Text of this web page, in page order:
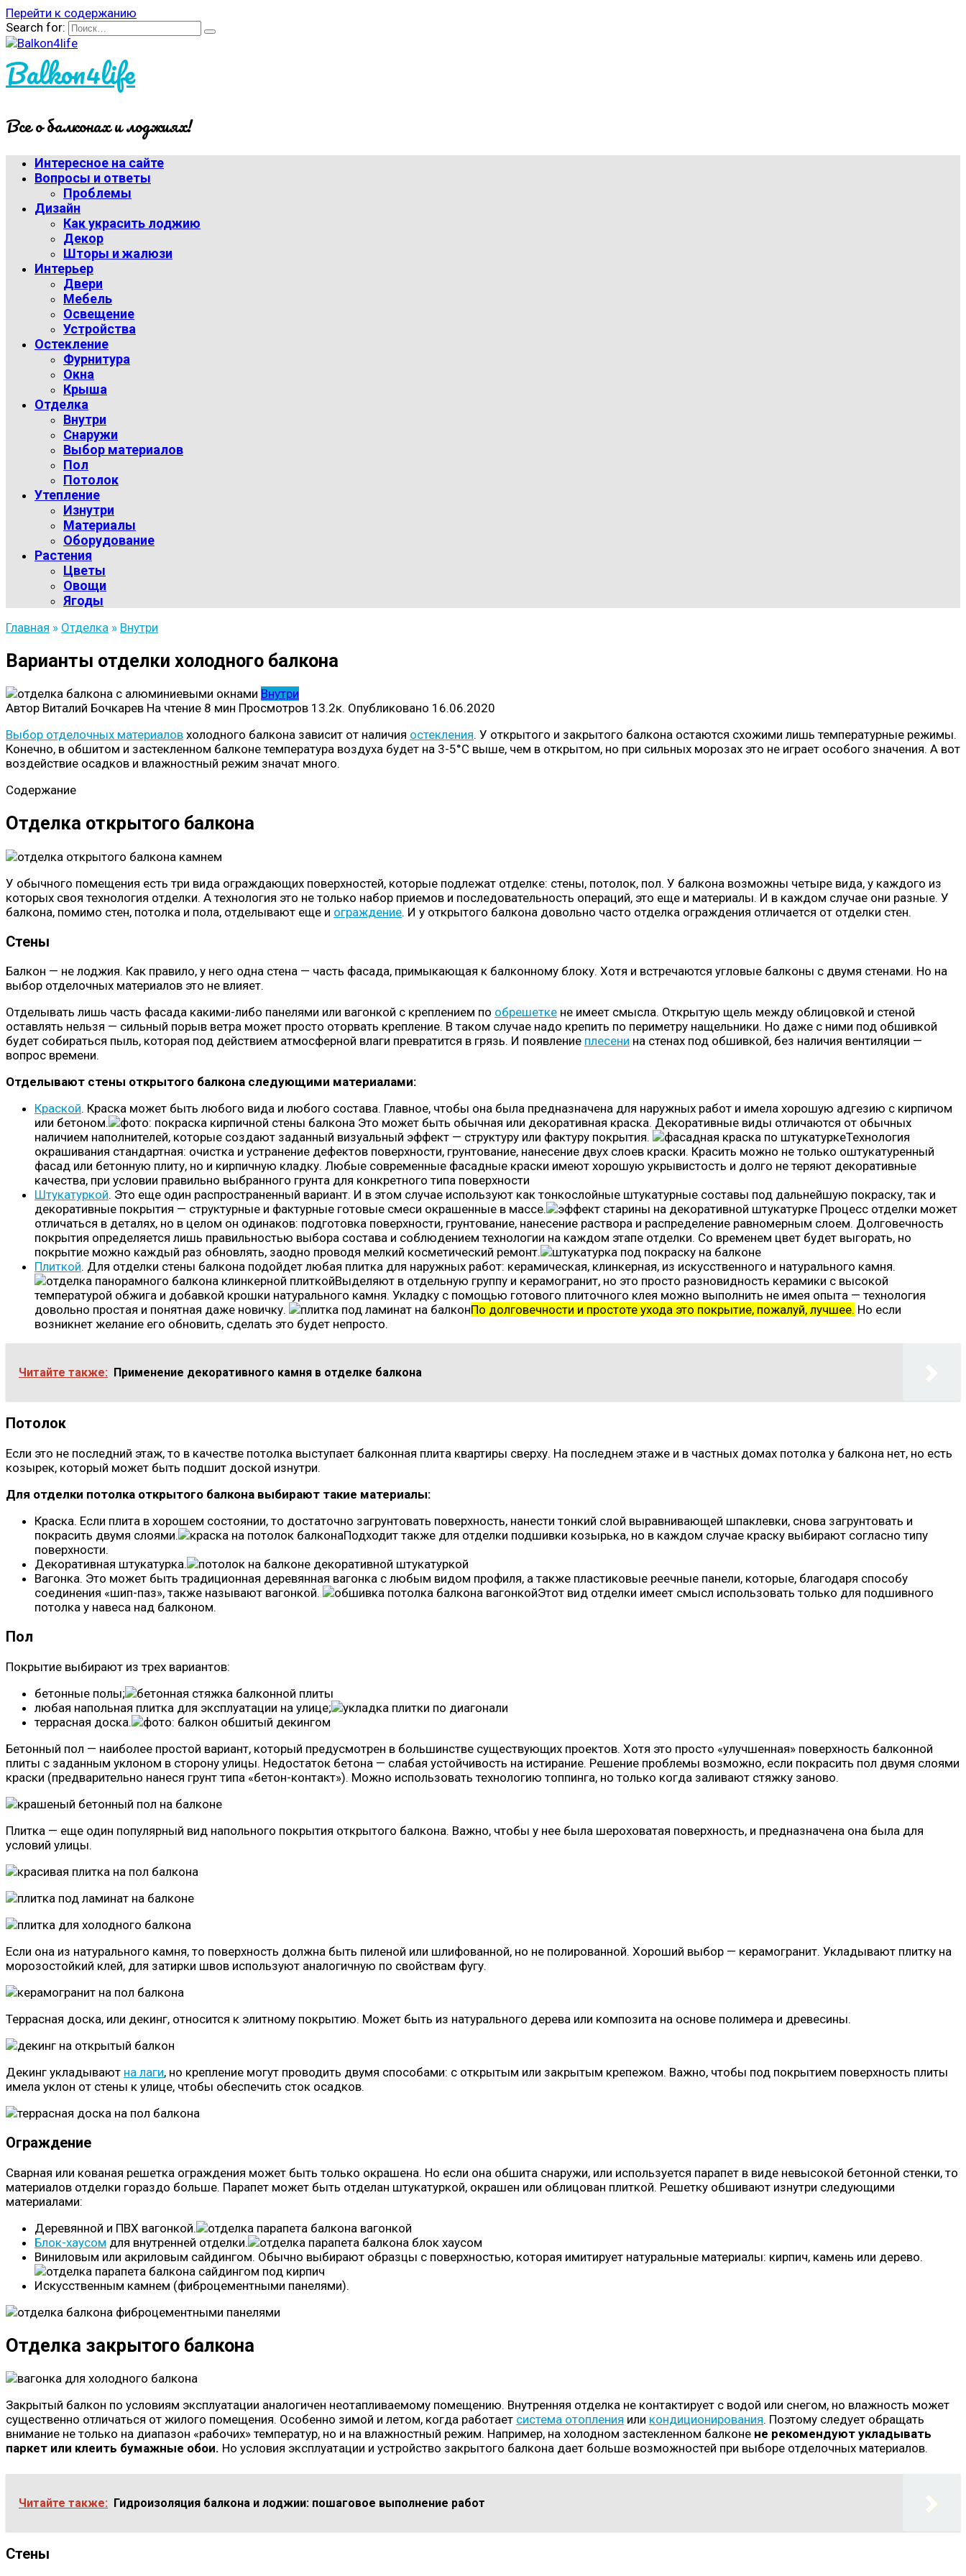
Перейти к содержанию
Search for:
Balkon4life
Все о балконах и лоджиях!
Интересное на сайте
Вопросы и ответы
Проблемы
Дизайн
Как украсить лоджию
Декор
Шторы и жалюзи
Интерьер
Двери
Мебель
Освещение
Устройства
Остекление
Фурнитура
Окна
Крыша
Отделка
Внутри
Снаружи
Выбор материалов
Пол
Потолок
Утепление
Изнутри
Материалы
Оборудование
Растения
Цветы
Овощи
Ягоды
Главная » Отделка » Внутри
Варианты отделки холодного балкона
Внутри
Автор Виталий Бочкарев На чтение 8 мин Просмотров 13.2к. Опубликовано 16.06.2020
Выбор отделочных материалов холодного балкона зависит от наличия остекления. У открытого и закрытого балкона остаются схожими лишь температурные режимы.
Конечно, в обшитом и застекленном балконе температура воздуха будет на 3-5°C выше, чем в открытом, но при сильных морозах это не играет особого значения. А вот
воздействие осадков и влажностный режим значат много.
Содержание
Отделка открытого балкона
У обычного помещения есть три вида ограждающих поверхностей, которые подлежат отделке: стены, потолок, пол. У балкона возможны четыре вида, у каждого из
которых своя технология отделки. А технология это не только набор приемов и последовательность операций, это еще и материалы. И в каждом случае они разные. У
балкона, помимо стен, потолка и пола, отделывают еще и ограждение. И у открытого балкона довольно часто отделка ограждения отличается от отделки стен.
Стены
Балкон — не лоджия. Как правило, у него одна стена — часть фасада, примыкающая к балконному блоку. Хотя и встречаются угловые балконы с двумя стенами. Но на
выбор отделочных материалов это не влияет.
Отделывать лишь часть фасада какими-либо панелями или вагонкой с креплением по обрешетке не имеет смысла. Открытую щель между облицовкой и стеной
оставлять нельзя — сильный порыв ветра может просто оторвать крепление. В таком случае надо крепить по периметру нащельники. Но даже с ними под обшивкой
будет собираться пыль, которая под действием атмосферной влаги превратится в грязь. И появление плесени на стенах под обшивкой, без наличия вентиляции —
вопрос времени.
Отделывают стены открытого балкона следующими материалами:
Краской. Краска может быть любого вида и любого состава. Главное, чтобы она была предназначена для наружных работ и имела хорошую адгезию с кирпичом
или бетоном.
Это может быть обычная или декоративная краска. Декоративные виды отличаются от обычных
наличием наполнителей, которые создают заданный визуальный эффект — структуру или фактуру покрытия.
Технология
окрашивания стандартная: очистка и устранение дефектов поверхности, грунтование, нанесение двух слоев краски. Красить можно не только оштукатуренный
фасад или бетонную плиту, но и кирпичную кладку. Любые современные фасадные краски имеют хорошую укрывистость и долго не теряют декоративные
качества, при условии правильно выбранного грунта для конкретного типа поверхности
Штукатуркой. Это еще один распространенный вариант. И в этом случае используют как тонкослойные штукатурные составы под дальнейшую покраску, так и
декоративные покрытия — структурные и фактурные готовые смеси окрашенные в массе.
Процесс отделки может
отличаться в деталях, но в целом он одинаков: подготовка поверхности, грунтование, нанесение раствора и распределение равномерным слоем. Долговечность
покрытия определяется лишь правильностью выбора состава и соблюдением технологии на каждом этапе отделки. Со временем цвет будет выгорать, но
покрытие можно каждый раз обновлять, заодно проводя мелкий косметический ремонт.
Плиткой. Для отделки стены балкона подойдет любая плитка для наружных работ: керамическая, клинкерная, из искусственного и натурального камня.
Выделяют в отдельную группу и керамогранит, но это просто разновидность керамики с высокой
температурой обжига и добавкой крошки натурального камня. Укладку с помощью готового плиточного клея можно выполнить не имея опыта — технология
довольно простая и понятная даже новичку.
По долговечности и простоте ухода это покрытие, пожалуй, лучшее. Но если
возникнет желание его обновить, сделать это будет непросто.
Читайте также: Применение декоративного камня в отделке балкона
Потолок
Если это не последний этаж, то в качестве потолка выступает балконная плита квартиры сверху. На последнем этаже и в частных домах потолка у балкона нет, но есть
козырек, который может быть подшит доской изнутри.
Для отделки потолка открытого балкона выбирают такие материалы:
Краска. Если плита в хорошем состоянии, то достаточно загрунтовать поверхность, нанести тонкий слой выравнивающей шпаклевки, снова загрунтовать и
покрасить двумя слоями.
Подходит также для отделки подшивки козырька, но в каждом случае краску выбирают согласно типу
поверхности.
Декоративная штукатурка.
Вагонка. Это может быть традиционная деревянная вагонка с любым видом профиля, а также пластиковые реечные панели, которые, благодаря способу
соединения «шип-паз», также называют вагонкой.
Этот вид отделки имеет смысл использовать только для подшивного
потолка у навеса над балконом.
Пол
Покрытие выбирают из трех вариантов:
бетонные полы;
любая напольная плитка для эксплуатации на улице;
террасная доска.
Бетонный пол — наиболее простой вариант, который предусмотрен в большинстве существующих проектов. Хотя это просто «улучшенная» поверхность балконной
плиты с заданным уклоном в сторону улицы. Недостаток бетона — слабая устойчивость на истирание. Решение проблемы возможно, если покрасить пол двумя слоями
краски (предварительно нанеся грунт типа «бетон-контакт»). Можно использовать технологию топпинга, но только когда заливают стяжку заново.
Плитка — еще один популярный вид напольного покрытия открытого балкона. Важно, чтобы у нее была шероховатая поверхность, и предназначена она была для
условий улицы.
Если она из натурального камня, то поверхность должна быть пиленой или шлифованной, но не полированной. Хороший выбор — керамогранит. Укладывают плитку на
морозостойкий клей, для затирки швов используют аналогичную по свойствам фугу.
Террасная доска, или декинг, относится к элитному покрытию. Может быть из натурального дерева или композита на основе полимера и древесины.
Декинг укладывают на лаги, но крепление могут проводить двумя способами: с открытым или закрытым крепежом. Важно, чтобы под покрытием поверхность плиты
имела уклон от стены к улице, чтобы обеспечить сток осадков.
Ограждение
Сварная или кованая решетка ограждения может быть только окрашена. Но если она обшита снаружи, или используется парапет в виде невысокой бетонной стенки, то
материалов отделки гораздо больше. Парапет может быть отделан штукатуркой, окрашен или облицован плиткой. Решетку обшивают изнутри следующими
материалами:
Деревянной и ПВХ вагонкой.
Блок-хаусом для внутренней отделки.
Виниловым или акриловым сайдингом. Обычно выбирают образцы с поверхностью, которая имитирует натуральные материалы: кирпич, камень или дерево.
Искусственным камнем (фиброцементными панелями).
Отделка закрытого балкона
Закрытый балкон по условиям эксплуатации аналогичен неотапливаемому помещению. Внутренняя отделка не контактирует с водой или снегом, но влажность может
существенно отличаться от жилого помещения. Особенно зимой и летом, когда работает система отопления или кондиционирования. Поэтому следует обращать
внимание не только на диапазон «рабочих» температур, но и на влажностный режим. Например, на холодном застекленном балконе не рекомендуют укладывать
паркет или клеить бумажные обои. Но условия эксплуатации и устройство закрытого балкона дает больше возможностей при выборе отделочных материалов.
Читайте также: Гидроизоляция балкона и лоджии: пошаговое выполнение работ
Стены